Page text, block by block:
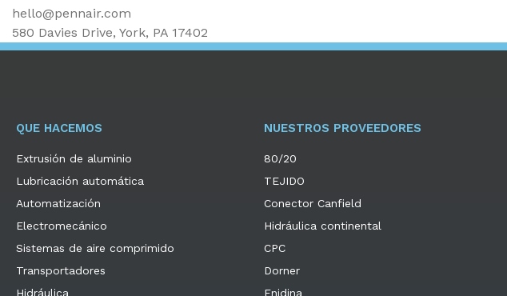
hello@pennair.com
580 Davies Drive, York, PA 17402
QUE HACEMOS
Extrusión de aluminio
Lubricación automática
Automatización
Electromecánico
Sistemas de aire comprimido
Transportadores
Hidráulica
NUESTROS PROVEEDORES
80/20
TEJIDO
Conector Canfield
Hidráulica continental
CPC
Dorner
Enidina